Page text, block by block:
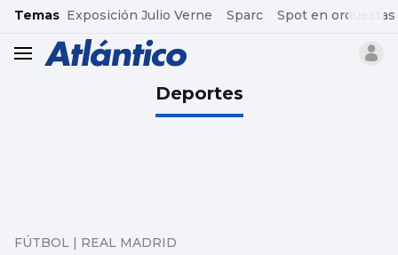
common.go-to-content
Temas Exposición Julio Verne Sparc Spot en orquestas
header.menu.open
Deportes
FÚTBOL | REAL MADRID